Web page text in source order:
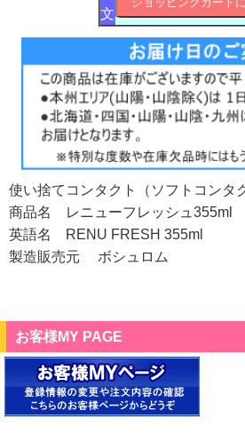
文
使い捨てコンタクト（ソフトコンタ
商品名 レニューフレッシュ355ml
英語名 RENU FRESH 355ml
製造販売元 ボシュロム
お客様MY PAGE